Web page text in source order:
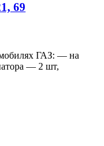
69
ГАЗ: — на
— 2 шт,